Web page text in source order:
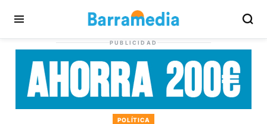
PUBLICIDAD
POLÍTICA